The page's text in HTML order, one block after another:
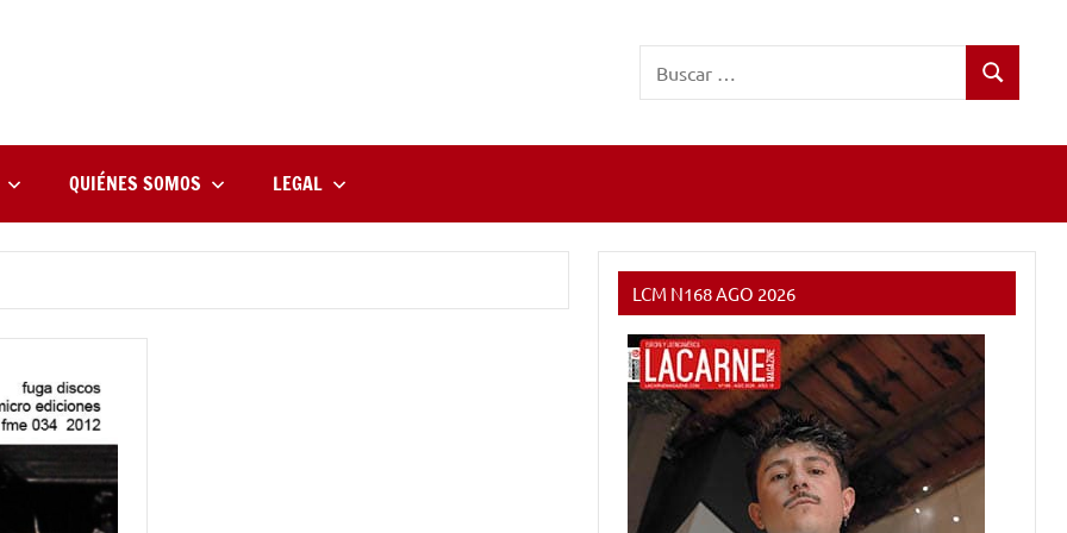
Buscar
QUIÉNES SOMOS LEGAL
LCM N168 AGO 2026